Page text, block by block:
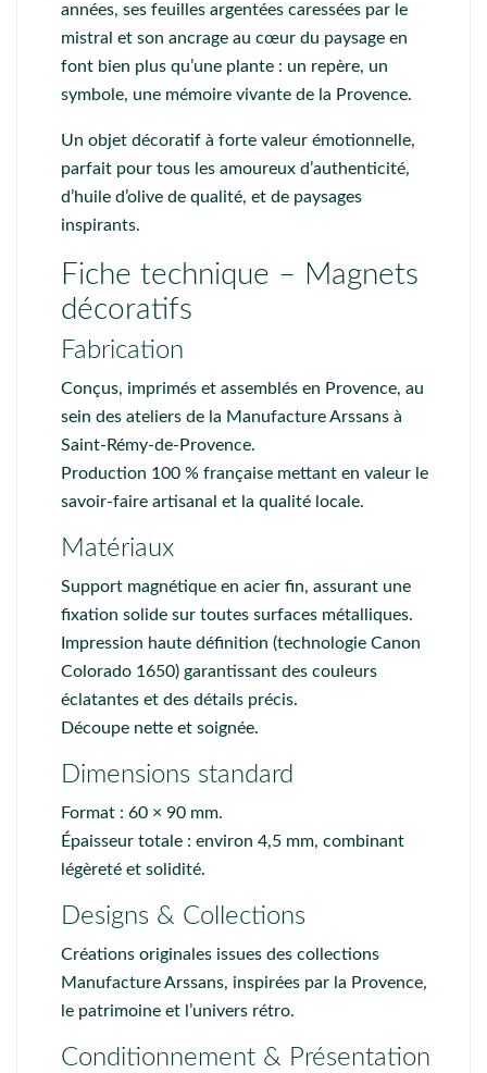
années, ses feuilles argentées caressées par le
mistral et son ancrage au cœur du paysage en
font bien plus qu’une plante : un repère, un
symbole, une mémoire vivante de la Provence.
Un objet décoratif à forte valeur émotionnelle,
parfait pour tous les amoureux d’authenticité,
d’huile d’olive de qualité, et de paysages
inspirants.
Fiche technique – Magnets
décoratifs
Fabrication
Conçus, imprimés et assemblés en Provence, au
sein des ateliers de la Manufacture Arssans à
Saint-Rémy-de-Provence.
Production 100 % française mettant en valeur le
savoir-faire artisanal et la qualité locale.
Matériaux
Support magnétique en acier fin, assurant une
fixation solide sur toutes surfaces métalliques.
Impression haute définition (technologie Canon
Colorado 1650) garantissant des couleurs
éclatantes et des détails précis.
Découpe nette et soignée.
Dimensions standard
Format : 60 × 90 mm.
Épaisseur totale : environ 4,5 mm, combinant
légèreté et solidité.
Designs & Collections
Créations originales issues des collections
Manufacture Arssans, inspirées par la Provence,
le patrimoine et l’univers rétro.
Conditionnement & Présentation